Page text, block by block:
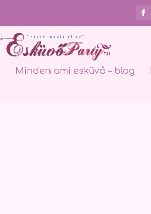
Minden ami esküvő – blog